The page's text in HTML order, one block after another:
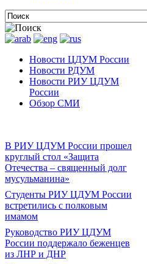
Новости ЦДУМ России
Новости РДУМ
Новости РИУ ЦДУМ
России
Обзор СМИ
В РИУ ЦДУМ России прошел
круглый стол «Защита
Отечества – священный долг
мусульманина»
Студенты РИУ ЦДУМ России
встретились с полковым
имамом
Руководство РИУ ЦДУМ
России поддержало беженцев
из ЛНР и ДНР